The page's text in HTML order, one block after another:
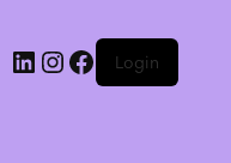
Login